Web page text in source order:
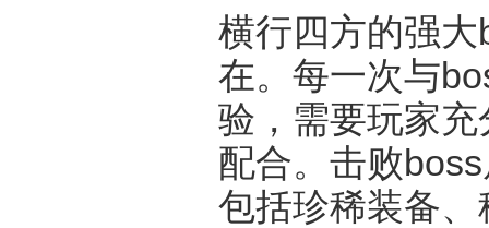
横行四方的强
在。每一次与
验，需要玩家
配合。击败
包括珍稀装备